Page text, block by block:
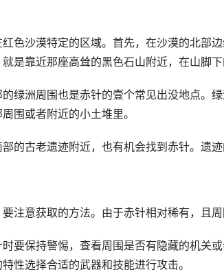
色沙漠特定的区域。首先，在沙漠的北部
是靠近那座高耸的黑色石山附近，在山脚
绿洲周围也是赤针的壹个常见出没地点。
围或者附近的小土堆里。
的古老遗迹附近，也有机会找到赤针。遗
注意获取的方法。由于赤针相对稀有，且
要保持警惕，查看周围是否有隐藏的机关
性选择合适的武器和技能进行攻击。